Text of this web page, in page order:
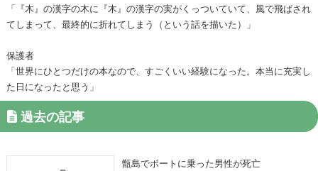
「『木』の漢字の木に『木』の漢字の実がくっついていて、風で飛ばされ
てしまって、最終的に折れてしまう（という話を描いた）」
保護者
「世界にひとつだけの本なので、すごくいい経験になった。本当に充実し
た日になったと思う」
過去の記事
甑島でボートに乗った男性が死亡